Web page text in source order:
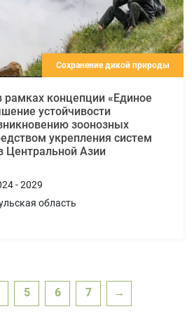
Сохранение дикой природы
концепции «Единое
устойчивости
зоонозных
укрепления систем
Центральной Азии
- 2029
область
5 6 7 →